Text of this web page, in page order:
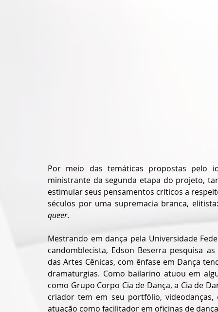
Por meio das temáticas propostas pelo
ministrante da segunda etapa do projeto,
estimular seus pensamentos críticos a
queer.
Mestrando em dança pela Universidade
candomblecista, Edson Beserra pesquisa
das Artes Cênicas, com ênfase em Dança
dramaturgias. Como bailarino atuou em
como Grupo Corpo Cia de Dança, a Cia de
criador tem em seu portfólio,